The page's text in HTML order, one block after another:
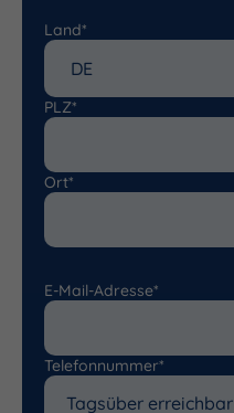
Land*
PLZ*
Ort*
E-Mail-Adresse*
Telefonnummer*